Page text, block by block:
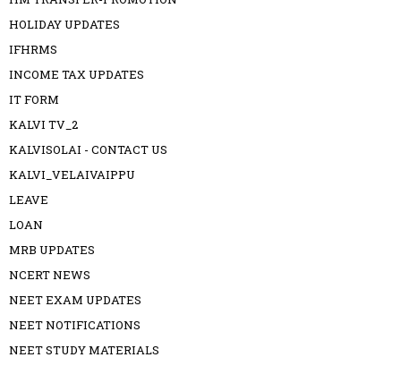
HOLIDAY UPDATES
IFHRMS
INCOME TAX UPDATES
IT FORM
KALVI TV_2
KALVISOLAI - CONTACT US
KALVI_VELAIVAIPPU
LEAVE
LOAN
MRB UPDATES
NCERT NEWS
NEET EXAM UPDATES
NEET NOTIFICATIONS
NEET STUDY MATERIALS